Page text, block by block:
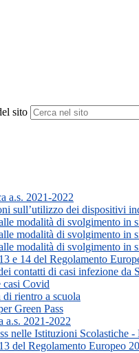
sito
a.s. 2021-2022
sull’utilizzo dei dispositivi
modalità di svolgimento in
modalità di svolgimento in
modalità di svolgimento in
e 14 del Regolamento
contatti di casi infezione
casi Covid
rientro a scuola
Green Pass
a.s. 2021-2022
nelle Istituzioni Scolastiche
del Regolamento Europeo